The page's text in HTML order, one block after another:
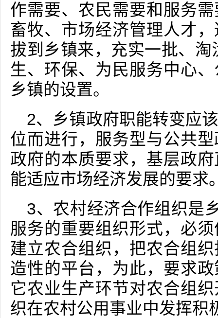
作需要、农民需要和服务
畜牧、市场经济管理人才
拔到乡镇来，充实一批、
生、环保、为民服务中心
乡镇的设置。
2、乡镇政府职能转变应
位而进行，服务型与公共
政府的本质要求，基层政
能适应市场经济发展的要求
3、农村经济合作组织是
服务的重要组织形式，必
建立农合组织，把农合组
造性的平台，为此，要求
它农业生产环节对农合组
织在农村公用事业中发挥积